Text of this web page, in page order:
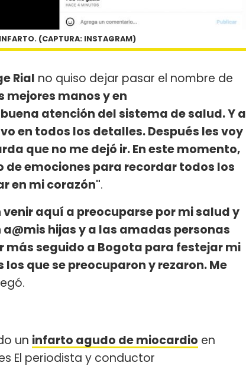
(CAPTURA: INSTAGRAM)
Rial no quiso dejar pasar el nombre de
mejores manos y en
atención del sistema de salud. Y a
en todos los detalles. Después les voy
que no me dejó ir. En este momento,
de emociones para recordar todos los
en mi corazón".
aquí a preocuparse por mi salud y
hijas y a las amadas personas
más seguido a Bogota para festejar mi
que se preocuparon y rezaron. Me
un infarto agudo de miocardio en
El periodista y conductor